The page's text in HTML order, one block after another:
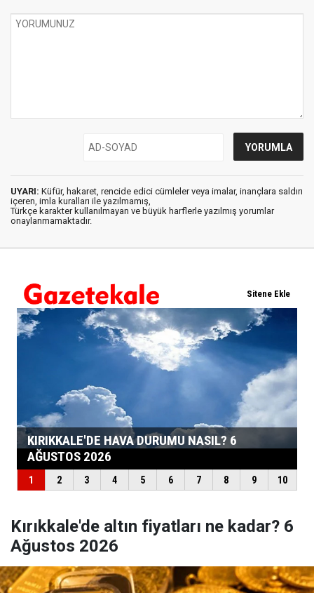
UYARI: Küfür, hakaret, rencide edici cümleler veya imalar, inançlara saldırı
içeren, imla kuralları ile yazılmamış,
Türkçe karakter kullanılmayan ve büyük harflerle yazılmış yorumlar
onaylanmamaktadır.
Kırıkkale'de altın fiyatları ne kadar? 6
Ağustos 2026